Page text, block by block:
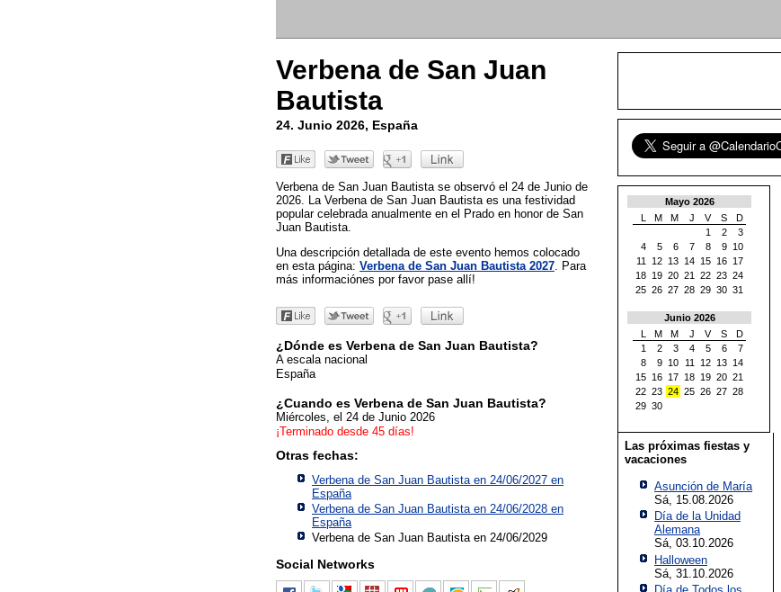
Verbena de San Juan
Bautista
24. Junio 2026, España
Verbena de San Juan Bautista se observó el 24 de Junio de
2026. La Verbena de San Juan Bautista es una festividad
popular celebrada anualmente en el Prado en honor de San
Juan Bautista.
Una descripción detallada de este evento hemos colocado
en esta página: Verbena de San Juan Bautista 2027 . Para
más informaciónes por favor pase allí!
¿Dónde es Verbena de San Juan Bautista?
A escala nacional
España
¿Cuando es Verbena de San Juan Bautista?
Miércoles, el 24 de Junio 2026
¡Terminado desde 45 días!
Otras fechas:
Verbena de San Juan Bautista en 24/06/2027 en
España
Verbena de San Juan Bautista en 24/06/2028 en
España
Verbena de San Juan Bautista en 24/06/2029
Social Networks
Mayo 2026
L
M M J V S
D
1
2
3
4
5 6 7 8 9 10
11
12 13 14 15 16 17
18 19 20 21 22 23 24
25 26 27 28 29 30 31
Junio 2026
L
M M J V S
D
1
2 3 4 5 6
7
8
9 10 11 12 13 14
15 16 17 18 19 20 21
22 23 24 25 26 27 28
29 30
Las próximas fiestas y
vacaciones
Asunción de María
Sá, 15.08.2026
Día de la Unidad
Alemana
Sá, 03.10.2026
Halloween
Sá, 31.10.2026